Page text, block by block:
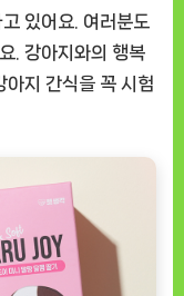
있어요. 여러분도
. 강아지와의 행복
아지 간식을 꼭 시험